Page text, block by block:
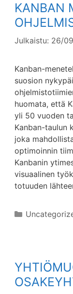
KANBAN
Julkaistu: 26/
Kanban-
suosion
huomata, että
yli 50 vuoden
Kanban-taulun
joka
optimoinnin
Kanbanin
visuaalinen
totuuden
Kategoriat